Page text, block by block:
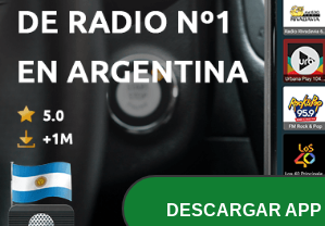
Episodios
1 - Ggg
23 mar. 2021
DESCARGAR APP